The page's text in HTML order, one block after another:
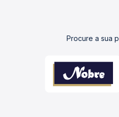
Procure a sua